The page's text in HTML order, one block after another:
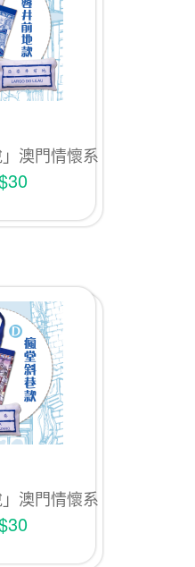
」澳門情懷系
前地款」
」澳門情懷系
斜巷款」